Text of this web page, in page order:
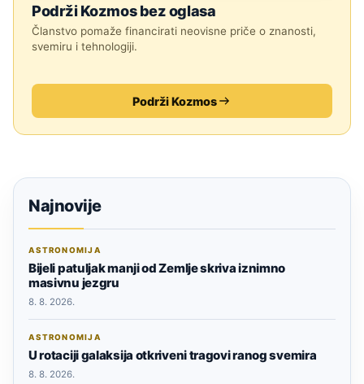
Podrži Kozmos bez oglasa
Članstvo pomaže financirati neovisne priče o znanosti,
svemiru i tehnologiji.
Podrži Kozmos
Najnovije
ASTRONOMIJA
Bijeli patuljak manji od Zemlje skriva iznimno
masivnu jezgru
8. 8. 2026.
ASTRONOMIJA
U rotaciji galaksija otkriveni tragovi ranog svemira
8. 8. 2026.